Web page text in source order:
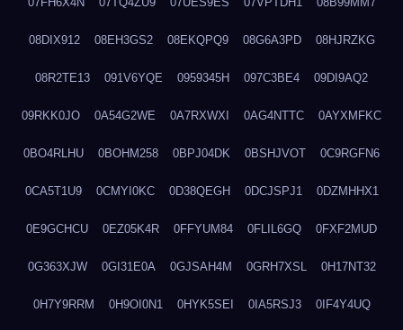
08DIX912 08EH3GS2 08EKQPQ9 08G6A3PD 08HJRZKG
08R2TE13 091V6YQE 0959345H 097C3BE4 09DI9AQ2
09RKK0JO 0A54G2WE 0A7RXWXI 0AG4NTTC 0AYXMFKC
0BO4RLHU 0BOHM258 0BPJ04DK 0BSHJVOT 0C9RGFN6
0CA5T1U9 0CMYI0KC 0D38QEGH 0DCJSPJ1 0DZMHHX1
0E9GCHCU 0EZ05K4R 0FFYUM84 0FLIL6GQ 0FXF2MUD
0G363XJW 0GI31E0A 0GJSAH4M 0GRH7XSL 0H17NT32
0H7Y9RRM 0H9OI0N1 0HYK5SEI 0IA5RSJ3 0IF4Y4UQ